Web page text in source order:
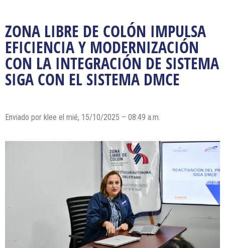
ZONA LIBRE DE COLÓN IMPULSA
EFICIENCIA Y MODERNIZACIÓN
CON LA INTEGRACIÓN DE SISTEMA
SIGA CON EL SISTEMA DMCE
Enviado por klee el mié, 15/10/2025 – 08:49 a.m.